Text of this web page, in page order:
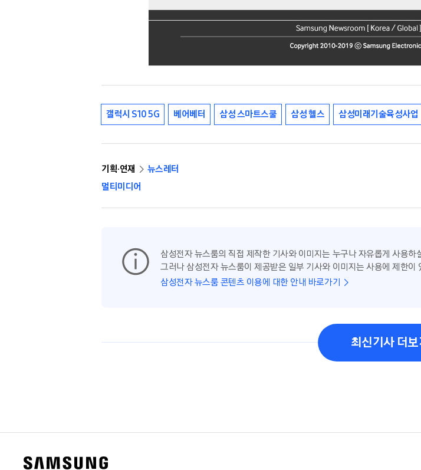
갤럭시 S10 5G 베어베터 삼성 스마트스쿨 삼성 헬스 삼성미래기술육성사업
기획·연재
뉴스레터
멀티미디어
삼성전자 뉴스룸의 직접 제작한 기사와 이미지는 누구나 자유롭게 사용하
그러나 삼성전자 뉴스룸이 제공받은 일부 기사와 이미지는 사용에 제한이
삼성전자 뉴스룸 콘텐츠 이용에 대한 안내 바로가기
최신기사 더보